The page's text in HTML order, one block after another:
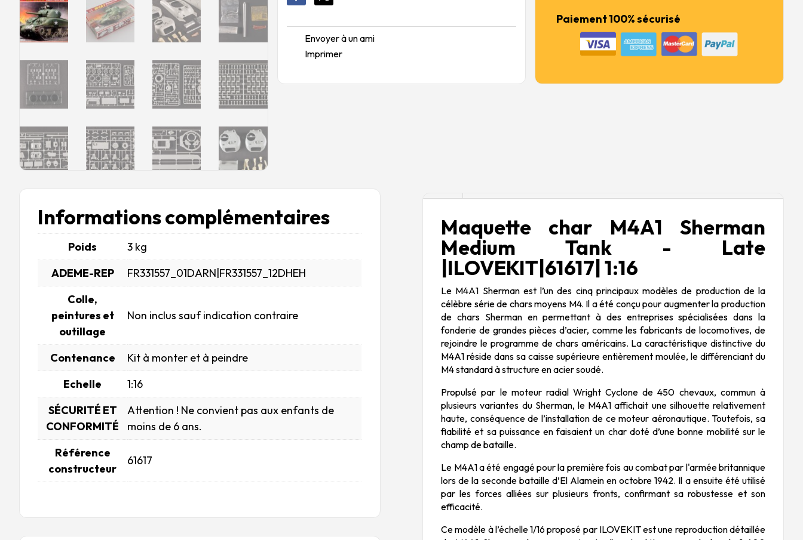
Envoyer à un ami
Imprimer
Paiement 100% sécurisé
Informations complémentaires
Poids
3 kg
ADEME-REP
FR331557_01DARN|FR331557_12DHEH
Colle,
peintures et
outillage
Non inclus sauf indication contraire
Contenance
Kit à monter et à peindre
Echelle
1:16
SÉCURITÉ ET
CONFORMITÉ
Attention ! Ne convient pas aux enfants de
moins de 6 ans.
Référence
constructeur
61617
Maquette char M4A1 Sherman
Medium Tank - Late
|ILOVEKIT|61617| 1:16
Le M4A1 Sherman est l’un des cinq principaux modèles de production de la
célèbre série de chars moyens M4. Il a été conçu pour augmenter la production
de chars Sherman en permettant à des entreprises spécialisées dans la
fonderie de grandes pièces d’acier, comme les fabricants de locomotives, de
rejoindre le programme de chars américains. La caractéristique distinctive du
M4A1 réside dans sa caisse supérieure entièrement moulée, le différenciant du
M4 standard à structure en acier soudé.
Propulsé par le moteur radial Wright Cyclone de 450 chevaux, commun à
plusieurs variantes du Sherman, le M4A1 affichait une silhouette relativement
haute, conséquence de l’installation de ce moteur aéronautique. Toutefois, sa
fiabilité et sa puissance en faisaient un char doté d’une bonne mobilité sur le
champ de bataille.
Le M4A1 a été engagé pour la première fois au combat par l'armée britannique
lors de la seconde bataille d’El Alamein en octobre 1942. Il a ensuite été utilisé
par les forces alliées sur plusieurs fronts, confirmant sa robustesse et son
efficacité.
Ce modèle à l’échelle 1/16 proposé par ILOVEKIT est une reproduction détaillée